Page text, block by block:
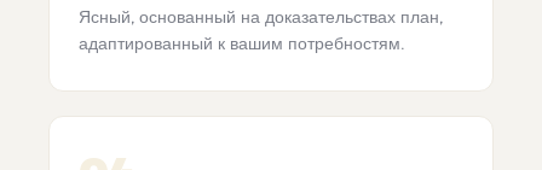
Ясный, основанный на доказательствах план,
адаптированный к вашим потребностям.